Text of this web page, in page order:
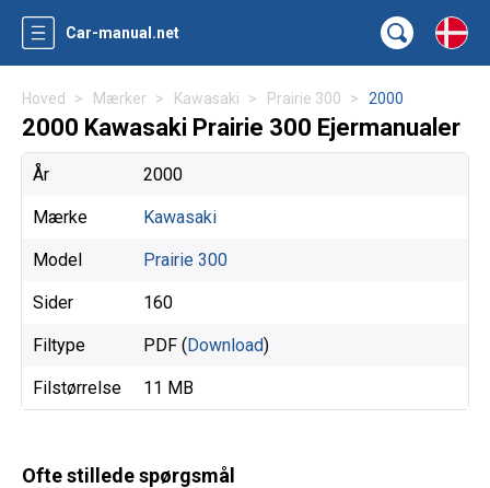
Car-manual.net
Hoved Mærker Kawasaki Prairie 300 2000
2000 Kawasaki Prairie 300 Ejermanualer
År 2000
Mærke Kawasaki
Model Prairie 300
Sider 160
Filtype PDF (Download)
Filstørrelse 11 MB
Ofte stillede spørgsmål